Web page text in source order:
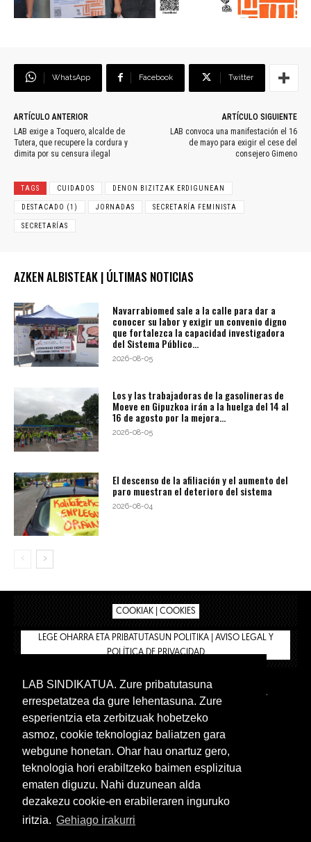
WhatsApp Facebook Twitter
ARTÍCULO ANTERIOR
LAB exige a Toquero, alcalde de
Tutera, que recupere la cordura y
dimita por su censura ilegal
ARTÍCULO SIGUIENTE
LAB convoca una manifestación el 16
de mayo para exigir el cese del
consejero Gimeno
TAGS CUIDADOS DENON BIZITZAK ERDIGUNEAN
DESTACADO (1) JORNADAS SECRETARÍA FEMINISTA
SECRETARÍAS
AZKEN ALBISTEAK | ÚLTIMAS NOTICIAS
Navarrabiomed sale a la calle para dar a
conocer su labor y exigir un convenio digno
que fortalezca la capacidad investigadora
del Sistema Público...
2026-08-05
Los y las trabajadoras de la gasolineras de
Moeve en Gipuzkoa irán a la huelga del 14 al
16 de agosto por la mejora...
2026-08-05
El descenso de la afiliación y el aumento del
paro muestran el deterioro del sistema
2026-08-04
COOKIAK | COOKIES
LEGE OHARRA ETA PRIBATUTASUN POLITIKA | AVISO LEGAL Y
POLÍTICA DE PRIVACIDAD
BIZILAN.EUS
TIENDA
INTRANET 🔑
Euskera Castellano
LAB SINDIKATUA. Zure pribatutasuna
errespetatzea da gure lehentasuna. Zure
esperientzia eta zerbitzuak hobetzeko
asmoz, cookie teknologiaz baliatzen gara
webgune honetan. Ohar hau onartuz gero,
teknologia hori erabiltzeko baimen esplizitua
ematen diguzu. Nahi duzunean alda
dezakezu cookie-en erabileraren inguruko
iritzia. Gehiago irakurri